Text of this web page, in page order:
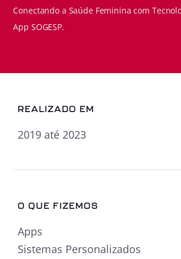
Conectando a Saúde Feminina com
App SOGESP.
REALIZADO EM
2019 até 2023
O QUE FIZEMOS
Apps
Sistemas Personalizados